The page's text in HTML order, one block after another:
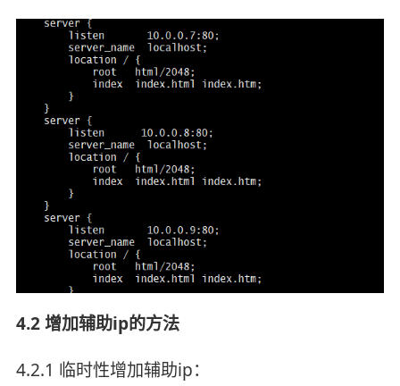
4.2 增加辅助ip的方法
4.2.1 临时性增加辅助ip：